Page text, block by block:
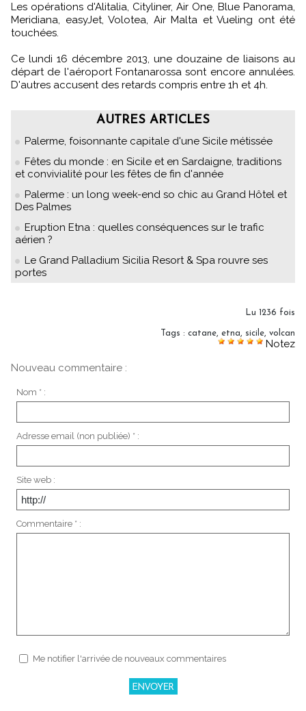
Les opérations d'Alitalia, Cityliner, Air One, Blue Panorama,
Meridiana, easyJet, Volotea, Air Malta et Vueling ont été
touchées.
Ce lundi 16 décembre 2013, une douzaine de liaisons au
départ de l'aéroport Fontanarossa sont encore annulées.
D'autres accusent des retards compris entre 1h et 4h.
AUTRES ARTICLES
Palerme, foisonnante capitale d'une Sicile métissée
Fêtes du monde : en Sicile et en Sardaigne, traditions
et convivialité pour les fêtes de fin d'année
Palerme : un long week-end so chic au Grand Hôtel et
Des Palmes
Eruption Etna : quelles conséquences sur le trafic
aérien ?
Le Grand Palladium Sicilia Resort & Spa rouvre ses
portes
Lu 1236 fois
Tags : catane, etna, sicile, volcan
Notez
Nouveau commentaire :
Nom * :
Adresse email (non publiée) * :
Site web :
Commentaire * :
Me notifier l'arrivée de nouveaux commentaires